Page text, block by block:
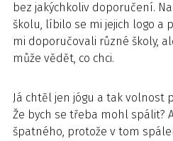
bez jakýchkoliv doporučení.
školu, líbilo se mi jejich logo a
mi doporučovali různé školy,
může vědět, co chci.
Já chtěl jen jógu a tak volnost
Že bych se třeba mohl spálit?
špatného, protože v tom